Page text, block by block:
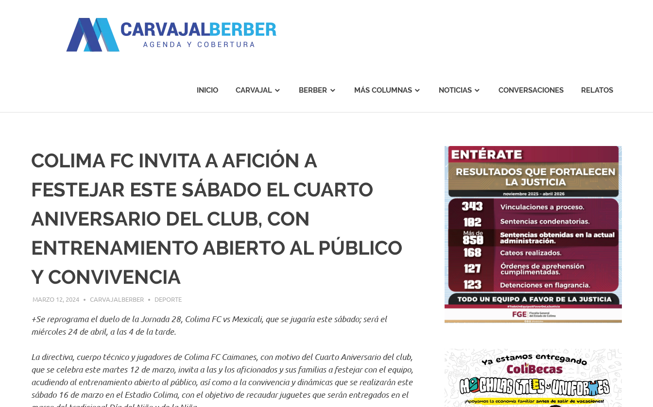
INICIO CARVAJAL BERBER MÁS COLUMNAS NOTICIAS CONVERSACIONES RELATOS
COLIMA FC INVITA A AFICIÓN A
FESTEJAR ESTE SÁBADO EL CUARTO
ANIVERSARIO DEL CLUB, CON
ENTRENAMIENTO ABIERTO AL PÚBLICO
Y CONVIVENCIA
MARZO 12, 2024 CARVAJALBERBER DEPORTE
+Se reprograma el duelo de la Jornada 28, Colima FC vs Mexicali, que se jugaría este sábado; será el
miércoles 24 de abril, a las 4 de la tarde.
La directiva, cuerpo técnico y jugadores de Colima FC Caimanes, con motivo del Cuarto Aniversario del club,
que se celebra este martes 12 de marzo, invita a las y los aficionados y sus familias a festejar con el equipo,
acudiendo al entrenamiento abierto al público, así como a la convivencia y dinámicas que se realizarán este
sábado 16 de marzo en el Estadio Colima, con el objetivo de recaudar juguetes que serán entregados en el